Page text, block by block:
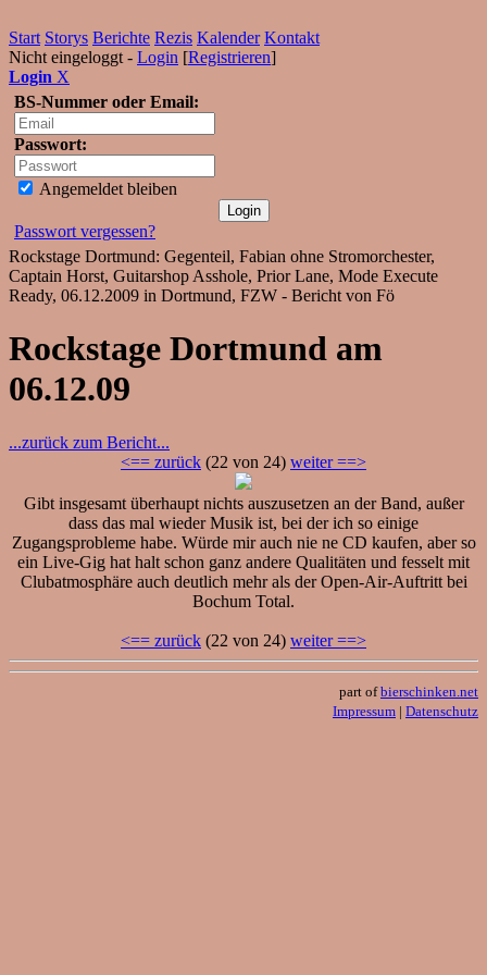
Start Storys Berichte Rezis Kalender Kontakt
Nicht eingeloggt - Login [Registrieren]
Login X
BS-Nummer oder Email:
Passwort:
Angemeldet bleiben
Passwort vergessen?
Rockstage Dortmund: Gegenteil, Fabian ohne Stromorchester,
Captain Horst, Guitarshop Asshole, Prior Lane, Mode Execute
Ready, 06.12.2009 in Dortmund, FZW - Bericht von Fö
Rockstage Dortmund am
06.12.09
...zurück zum Bericht...
<== zurück (22 von 24) weiter ==>
Gibt insgesamt überhaupt nichts auszusetzen an der Band, außer
dass das mal wieder Musik ist, bei der ich so einige
Zugangsprobleme habe. Würde mir auch nie ne CD kaufen, aber so
ein Live-Gig hat halt schon ganz andere Qualitäten und fesselt mit
Clubatmosphäre auch deutlich mehr als der Open-Air-Auftritt bei
Bochum Total.
<== zurück (22 von 24) weiter ==>
part ofbierschinken.net
Impressum | Datenschutz